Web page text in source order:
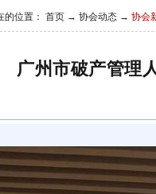
的位置： 首页 → 协会动态 → 协会
广州市破产管理